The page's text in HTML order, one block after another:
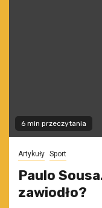
6 min przeczytania
Artykuły Sport
Paulo
zawiodło?